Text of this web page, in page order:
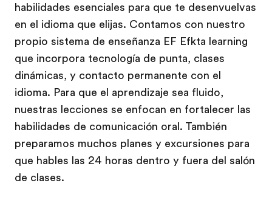
habilidades esenciales para que te desenvuelvas
en el idioma que elijas. Contamos con nuestro
propio sistema de enseñanza EF Efkta learning
que incorpora tecnología de punta, clases
dinámicas, y contacto permanente con el
idioma. Para que el aprendizaje sea fluido,
nuestras lecciones se enfocan en fortalecer las
habilidades de comunicación oral. También
preparamos muchos planes y excursiones para
que hables las 24 horas dentro y fuera del salón
de clases.